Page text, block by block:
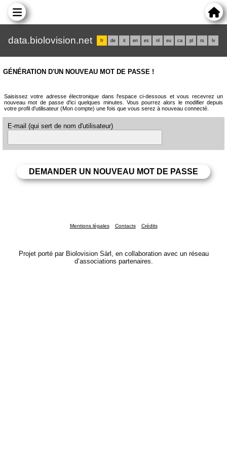
data.biolovision.net fr de it en es nl eu ca pl rs lv
GÉNÉRATION D'UN NOUVEAU MOT DE PASSE !
Saisissez votre adresse électronique dans l'espace ci-dessous et vous recevrez un
nouveau mot de passe d'ici quelques minutes. Vous pourrez alors le modifier depuis
votre profil d'utilisateur (Mon compte) une fois que vous serez à nouveau connecté.
E-mail (qui sert de nom d'utilisateur)
Mentions légales Contacts Crédits
Projet porté par Biolovision Sàrl, en collaboration avec un réseau
d’associations partenaires.